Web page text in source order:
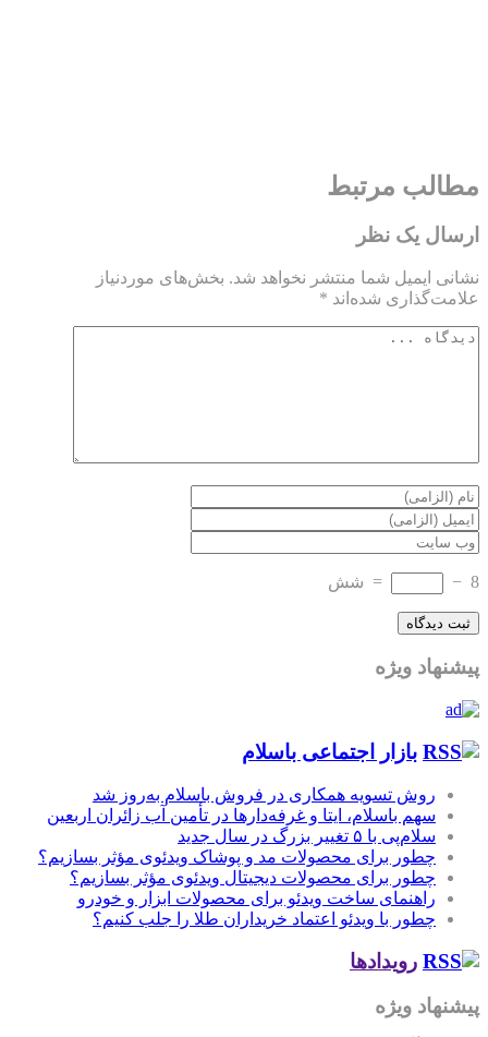
مطالب مرتبط
ارسال یک نظر
نشانی ایمیل شما منتشر نخواهد شد. بخش‌های موردنیاز
علامت‌گذاری شده‌اند *
8
−
= شش
پیشنهاد ویژه
بازار اجتماعی باسلام
روش تسویه همکاری در فروش باسلام به‌روز شد
سهم باسلام، ایتا و غرفه‌دارها در تأمین آب زائران اربعین
سلام‌پی با ۵ تغییر بزرگ در سال جدید
چطور برای محصولات مد و پوشاک ویدئوی مؤثر بسازیم؟
چطور برای محصولات دیجیتال ویدئوی مؤثر بسازیم؟
راهنمای ساخت ویدئو برای محصولات ابزار و خودرو
چطور با ویدئو اعتماد خریداران طلا را جلب کنیم؟
رویدادها
پیشنهاد ویژه